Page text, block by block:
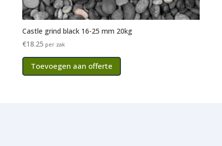
Castle grind black 16-25 mm 20kg
€18.25 per zak
Toevoegen aan offerte